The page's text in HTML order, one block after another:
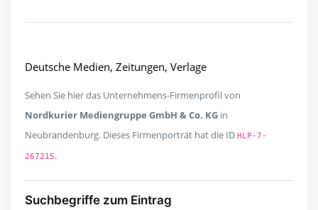
Deutsche Medien, Zeitungen, Verlage
Sehen Sie hier das Unternehmens-Firmenprofil von
Nordkurier Mediengruppe GmbH & Co. KG in
Neubrandenburg. Dieses Firmenporträt hat die ID HLP-7-
267215.
Suchbegriffe zum Eintrag